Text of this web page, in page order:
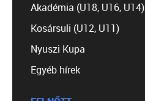
Akadémia (U18, U16, U14)
Kosársuli (U12, U11)
Nyuszi Kupa
Egyéb hírek